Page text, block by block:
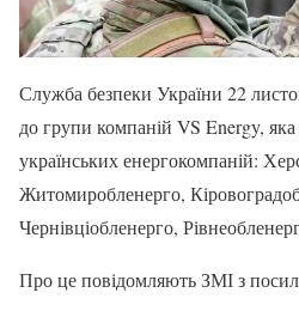
Служба безпеки України 22
до групи компаній VS Energy,
українських енергокомпаній:
Житомиробленерго,
Чернівціобленерго,
Про це повідомляють ЗМІ з